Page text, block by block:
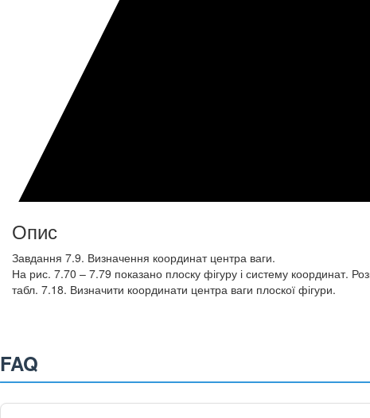
Опис
Завдання 7.9. Визначення координат центра ваги.
На рис. 7.70 – 7.79 показано плоску фігуру і систему координат.
табл. 7.18. Визначити координати центра ваги плоскої фігури.
FAQ